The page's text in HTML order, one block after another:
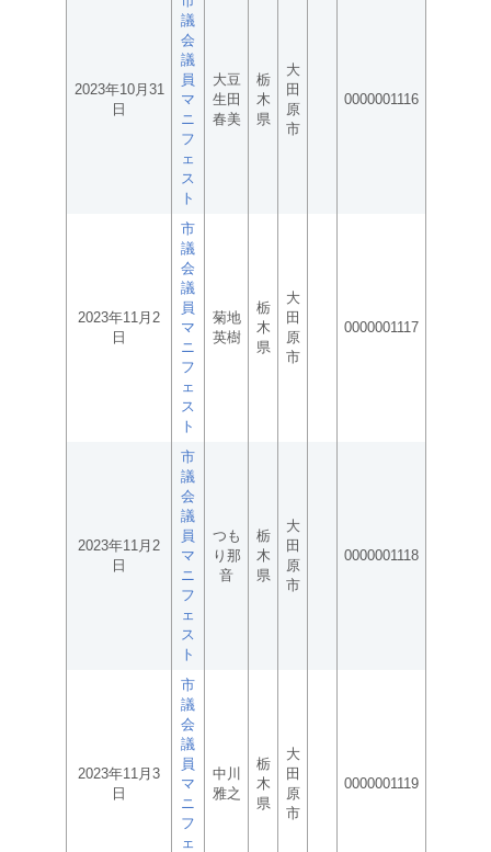
2023年10月31
日
議
会
議
員
マ
ニ
フ
ェ
ス
ト
大豆
生田
春美
栃
木
県
大
田
原
市
0000001116
2023年11月2
日
市
議
会
議
員
マ
ニ
フ
ェ
ス
ト
菊地
英樹
栃
木
県
大
田
原
市
0000001117
2023年11月2
日
市
議
会
議
員
マ
ニ
フ
ェ
ス
ト
つも
り那
音
栃
木
県
大
田
原
市
0000001118
2023年11月3
日
市
議
会
議
員
マ
ニ
フ
ェ
中川
雅之
栃
木
県
大
田
原
市
0000001119